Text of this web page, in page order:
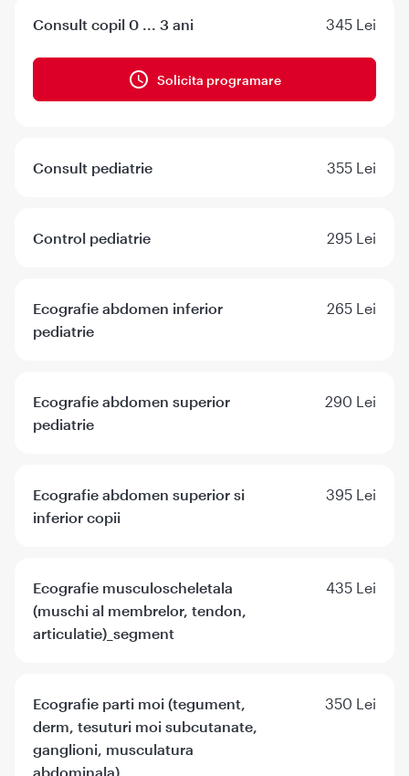
Consult copil 0 ... 3 ani 345 Lei
Solicita programare
Consult pediatrie 355 Lei
Control pediatrie 295 Lei
Ecografie abdomen inferior
pediatrie
265 Lei
Ecografie abdomen superior
pediatrie
290 Lei
Ecografie abdomen superior si
inferior copii
395 Lei
Ecografie musculoscheletala
(muschi al membrelor, tendon,
articulatie)_segment
435 Lei
Ecografie parti moi (tegument,
derm, tesuturi moi subcutanate,
ganglioni, musculatura
abdominala)
350 Lei